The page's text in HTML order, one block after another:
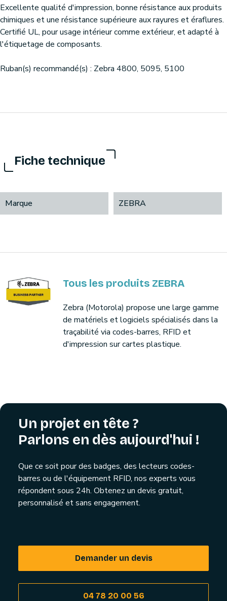
Excellente qualité d'impression, bonne résistance aux produits
chimiques et une résistance supérieure aux rayures et éraflures.
Certifié UL, pour usage intérieur comme extérieur, et adapté à
l'étiquetage de composants.
Ruban(s) recommandé(s) : Zebra 4800, 5095, 5100
Fiche technique
Marque ZEBRA
Tous les produits ZEBRA
Zebra (Motorola) propose une large gamme
de matériels et logiciels spécialisés dans la
traçabilité via codes-barres, RFID et
d'impression sur cartes plastique.
Un projet en tête ?
Parlons en dès aujourd'hui !
Que ce soit pour des badges, des lecteurs codes-
barres ou de l'équipement RFID, nos experts vous
répondent sous 24h. Obtenez un devis gratuit,
personnalisé et sans engagement.
Demander un devis
04 78 20 00 56